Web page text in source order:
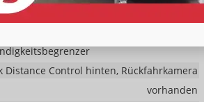
Spurhalteassistent,
Sensor, Notrufsystem,
Distance Control hinten, Rückfahrkamera
vorhanden